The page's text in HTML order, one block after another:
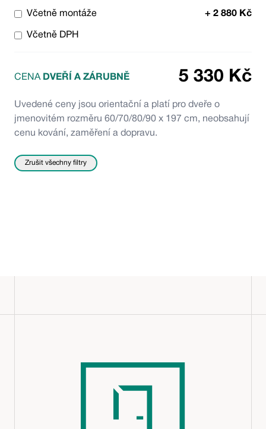
Včetně montáže + 2 880 Kč
Včetně DPH
CENA DVEŘÍ A ZÁRUBNĚ 5 330 Kč
Uvedené ceny jsou orientační a platí pro dveře o
jmenovitém rozměru 60/70/80/90 x 197 cm, neobsahují
cenu kování, zaměření a dopravu.
Zrušit všechny filtry